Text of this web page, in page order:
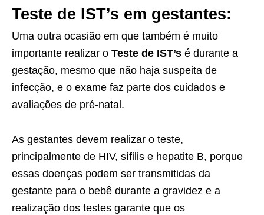
Teste de IST’s em gestantes:
Uma outra ocasião em que também é muito
importante realizar o Teste de IST’s é durante a
gestação, mesmo que não haja suspeita de
infecção, e o exame faz parte dos cuidados e
avaliações de pré-natal.
As gestantes devem realizar o teste,
principalmente de HIV, sífilis e hepatite B, porque
essas doenças podem ser transmitidas da
gestante para o bebê durante a gravidez e a
realização dos testes garante que os